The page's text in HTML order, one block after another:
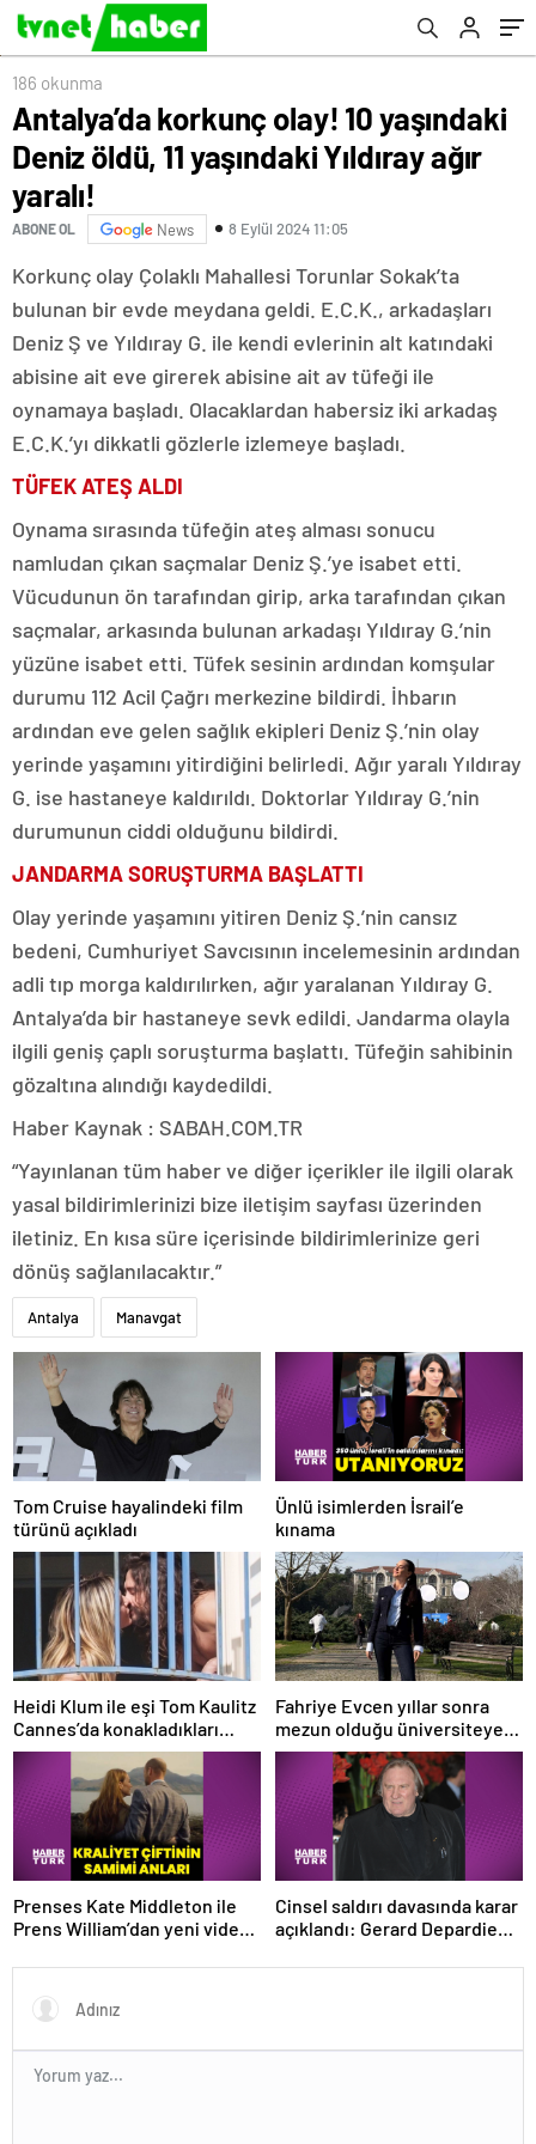
186 okunma
Antalya’da korkunç olay! 10 yaşındaki
Deniz öldü, 11 yaşındaki Yıldıray ağır
yaralı!
ABONE OL News 8 Eylül 2024 11:05
Korkunç olay Çolaklı Mahallesi Torunlar Sokak’ta
bulunan bir evde meydana geldi. E.C.K., arkadaşları
Deniz Ş ve Yıldıray G. ile kendi evlerinin alt katındaki
abisine ait eve girerek abisine ait av tüfeği ile
oynamaya başladı. Olacaklardan habersiz iki arkadaş
E.C.K.’yı dikkatli gözlerle izlemeye başladı.
TÜFEK ATEŞ ALDI
Oynama sırasında tüfeğin ateş alması sonucu
namludan çıkan saçmalar Deniz Ş.’ye isabet etti.
Vücudunun ön tarafından girip, arka tarafından çıkan
saçmalar, arkasında bulunan arkadaşı Yıldıray G.’nin
yüzüne isabet etti. Tüfek sesinin ardından komşular
durumu 112 Acil Çağrı merkezine bildirdi. İhbarın
ardından eve gelen sağlık ekipleri Deniz Ş.’nin olay
yerinde yaşamını yitirdiğini belirledi. Ağır yaralı Yıldıray
G. ise hastaneye kaldırıldı. Doktorlar Yıldıray G.’nin
durumunun ciddi olduğunu bildirdi.
JANDARMA SORUŞTURMA BAŞLATTI
Olay yerinde yaşamını yitiren Deniz Ş.’nin cansız
bedeni, Cumhuriyet Savcısının incelemesinin ardından
adli tıp morga kaldırılırken, ağır yaralanan Yıldıray G.
Antalya’da bir hastaneye sevk edildi. Jandarma olayla
ilgili geniş çaplı soruşturma başlattı. Tüfeğin sahibinin
gözaltına alındığı kaydedildi.
Haber Kaynak : SABAH.COM.TR
“Yayınlanan tüm haber ve diğer içerikler ile ilgili olarak
yasal bildirimlerinizi bize iletişim sayfası üzerinden
iletiniz. En kısa süre içerisinde bildirimlerinize geri
dönüş sağlanılacaktır.”
Antalya Manavgat
Tom Cruise hayalindeki film
türünü açıkladı
Ünlü isimlerden İsrail’e
kınama
Heidi Klum ile eşi Tom Kaulitz
Cannes’da konakladıkları
otelin balkonunda aşka geldi
Fahriye Evcen yıllar sonra
mezun olduğu üniversiteye
gitti
Prenses Kate Middleton ile
Prens William’dan yeni video:
Cinsel saldırı davasında karar
açıklandı: Gerard Depardieu